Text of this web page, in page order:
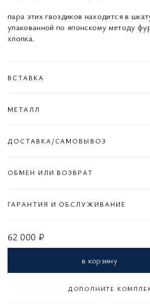
62 000 ₽
в корзину
пара этих гвоздиков находится в
упакованной по японскому методу
хлопка.
ВСТАВКА
МЕТАЛЛ
ДОСТАВКА/САМОВЫВОЗ
ОБМЕН ИЛИ ВОЗВРАТ
ГАРАНТИЯ И ОБСЛУЖИВАНИЕ
ДОПОЛНИТЕ